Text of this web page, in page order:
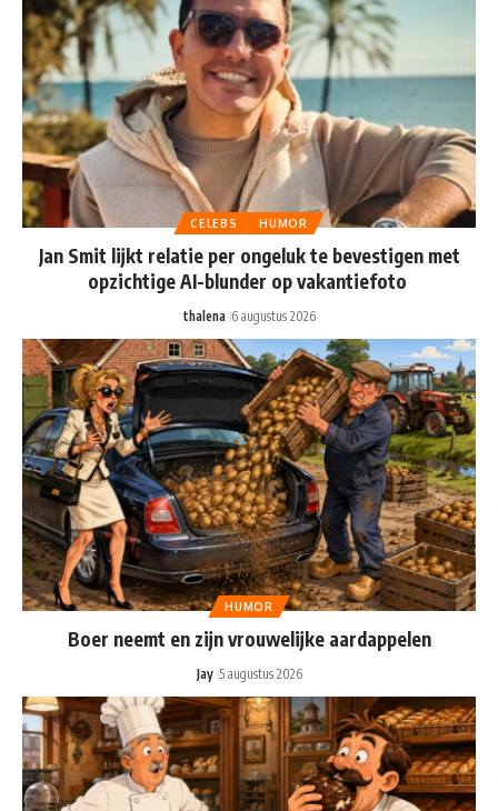
CELEBS HUMOR
Jan Smit lijkt relatie per ongeluk te bevestigen met
opzichtige AI-blunder op vakantiefoto
thalena 6 augustus 2026
HUMOR
Boer neemt en zijn vrouwelijke aardappelen
Jay 5 augustus 2026